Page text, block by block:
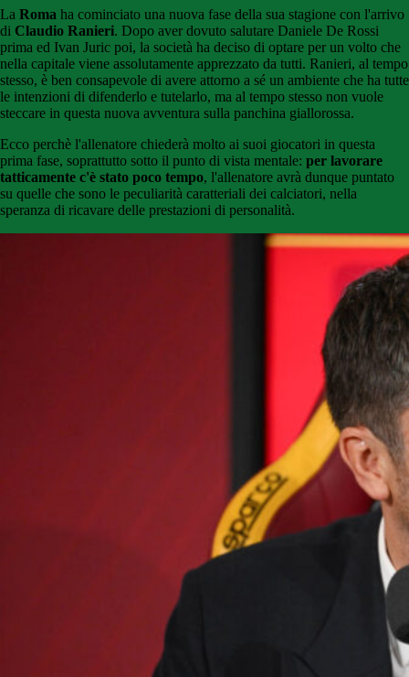
La Roma ha cominciato una nuova fase della sua stagione con l'arrivo
di Claudio Ranieri. Dopo aver dovuto salutare Daniele De Rossi
prima ed Ivan Juric poi, la società ha deciso di optare per un volto che
nella capitale viene assolutamente apprezzato da tutti. Ranieri, al tempo
stesso, è ben consapevole di avere attorno a sé un ambiente che ha tutte
le intenzioni di difenderlo e tutelarlo, ma al tempo stesso non vuole
steccare in questa nuova avventura sulla panchina giallorossa.
Ecco perchè l'allenatore chiederà molto ai suoi giocatori in questa
prima fase, soprattutto sotto il punto di vista mentale: per lavorare
tatticamente c'è stato poco tempo, l'allenatore avrà dunque puntato
su quelle che sono le peculiarità caratteriali dei calciatori, nella
speranza di ricavare delle prestazioni di personalità.